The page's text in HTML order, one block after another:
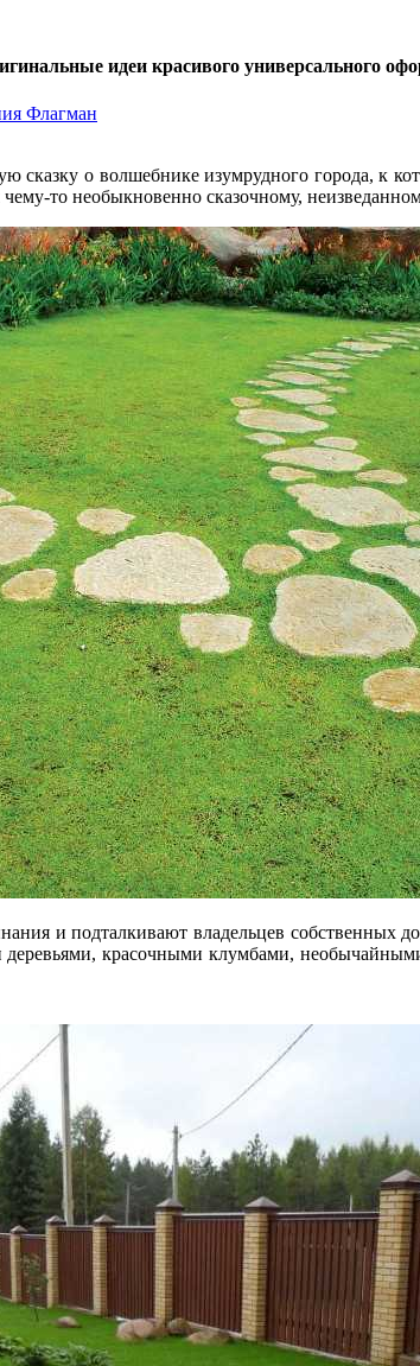
идеи красивого универсального
Флагман
сказку о волшебнике изумрудного города, к
чему-то необыкновенно сказочному,
и подталкивают владельцев собственных
красочными клумбами,